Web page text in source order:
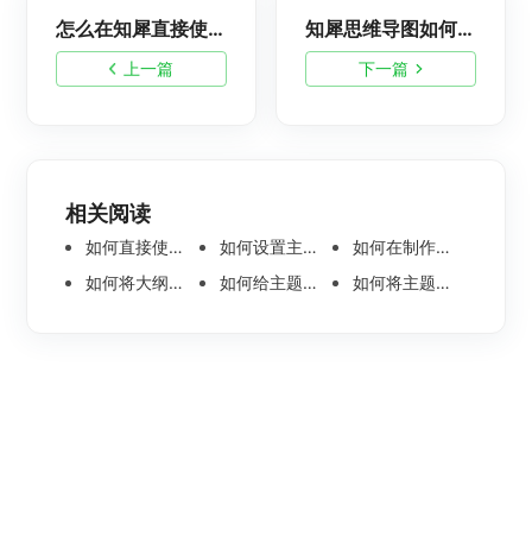
上一篇
怎么在知犀直接使用Deepseek生成内容？
下一篇
知犀思维导图如何设置一键紧凑效果？
相关阅读
如何直接使用语音输入节点内容呢 如何设置主题节点内的文本方向
如何在制作组织架构思维导图时添加旁支型架构
如何将大纲文件分页导出？
如何给主题节点插入一个标注？ 如何将主题节点中的图片一键转为思维导图？